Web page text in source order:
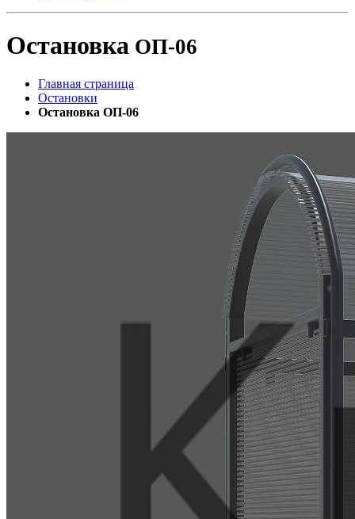
Остановка ОП-06
Главная страница
Остановки
Остановка ОП-06